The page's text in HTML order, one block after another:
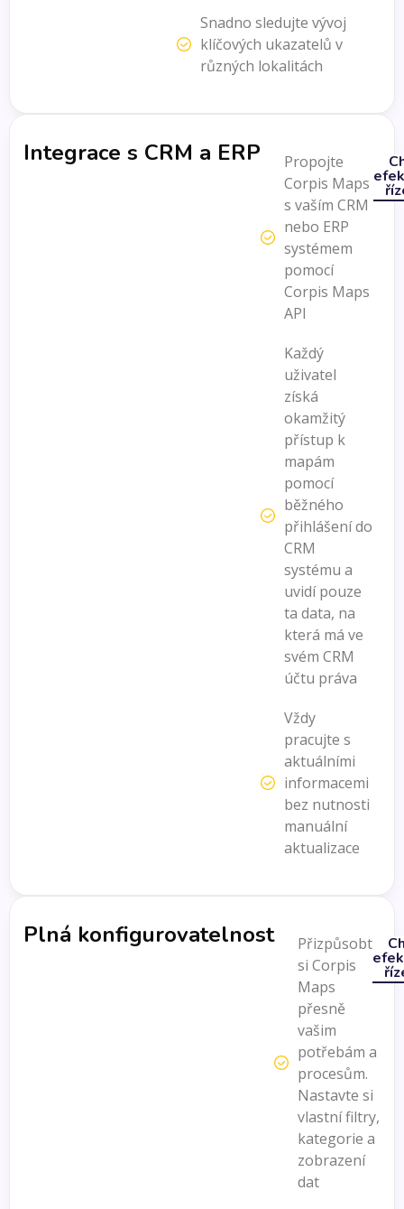
Snadno sledujte vývoj
klíčových ukazatelů v
různých lokalitách
Integrace s CRM a ERP
Propojte
Corpis Maps
s vaším CRM
nebo ERP
systémem
pomocí
Corpis Maps
API
Každý
uživatel
získá
okamžitý
přístup k
mapám
pomocí
běžného
přihlášení do
CRM
systému a
uvidí pouze
ta data, na
která má ve
svém CRM
účtu práva
Vždy
pracujte s
aktuálními
informacemi
bez nutnosti
manuální
aktualizace
Plná konfigurovatelnost
Přizpůsobte
si Corpis
Maps
přesně
vašim
potřebám a
procesům.
Nastavte si
vlastní filtry,
kategorie a
zobrazení
dat